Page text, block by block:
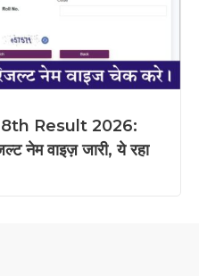
Result 2026:
नेम वाइज़ जारी, ये रहा